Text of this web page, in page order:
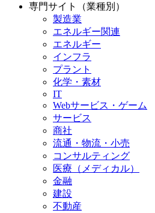
専門サイト（業種別）
製造業
エネルギー関連
エネルギー
インフラ
プラント
化学・素材
IT
Webサービス・ゲーム
サービス
商社
流通・物流・小売
コンサルティング
医療（メディカル）
金融
建設
不動産